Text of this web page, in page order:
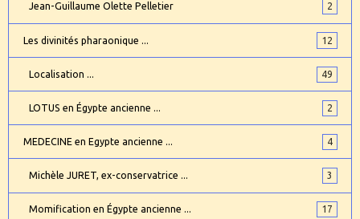
Jean-Guillaume Olette Pelletier 2
Les divinités pharaonique ... 12
Localisation ... 49
LOTUS en Égypte ancienne ... 2
MEDECINE en Egypte ancienne ... 4
Michèle JURET, ex-conservatrice ... 3
Momification en Égypte ancienne ... 17